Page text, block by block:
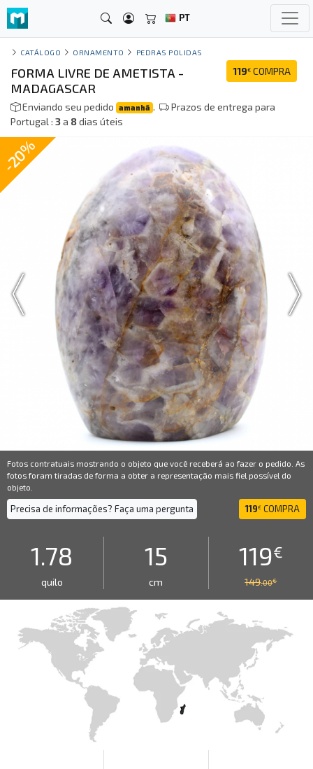
PT
CATÁLOGO ORNAMENTO PEDRAS POLIDAS
119€ COMPRA
FORMA LIVRE DE AMETISTA -
MADAGASCAR
Enviando seu pedido amanhã .
Prazos de entrega para
Portugal : 3a 8dias úteis
Fotos contratuais mostrando o objeto que você receberá ao fazer o pedido. As
fotos foram tiradas de forma a obter a representação mais fiel possível do
objeto.
Precisa de informações? Faça uma pergunta 119€ COMPRA
1.78
quilo
15
cm
119€
149.00€